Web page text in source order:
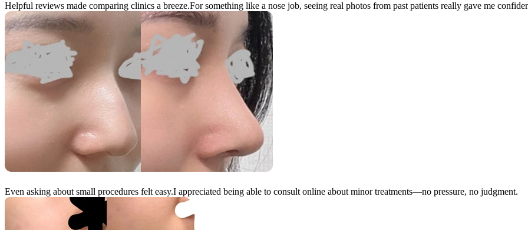
Helpful reviews made comparing clinics a breeze.For something like a nose job, seeing real photos from past patients really gave me
Even asking about small procedures felt easy.I appreciated being able to consult online about minor treatments—no pressure, no judgment.